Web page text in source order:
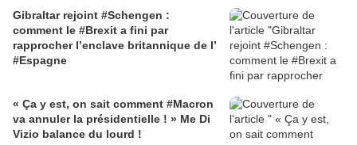
Gibraltar rejoint #Schengen :
comment le #Brexit a fini par
rapprocher l’enclave britannique de l’
#Espagne
« Ça y est, on sait comment #Macron
va annuler la présidentielle ! » Me Di
Vizio balance du lourd !